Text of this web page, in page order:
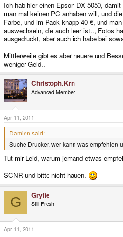
Ich hab hier einen Epson DX 5050,
man mal keinen PC anhaben will, und
Farbe, und im Pack knapp 40 €, und
auswechseln, die auch leer ist.., Fotos
ausgedruckt, aber auch ich habe bei
Mittlerweile gibt es aber neuere und
weniger Geld..
Christoph.Krn
Advanced Member
Apr 11, 2011
Damien said:
Suche Drucker, wer kann was empfehlen
Tut mir Leid, warum jemand etwas
SCNR und bitte nicht hauen.
G Gryfie
Still Fresh
Apr 11, 2011